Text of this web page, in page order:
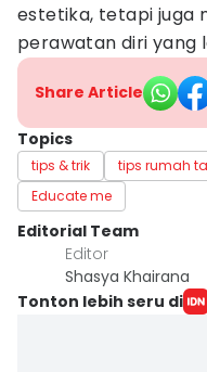
estetika, tetapi juga
perawatan diri yang
Share Article
Topics
tips & trik tips rumah
Educate me
Editorial Team
Editor
Shasya Khairana
Tonton lebih seru di